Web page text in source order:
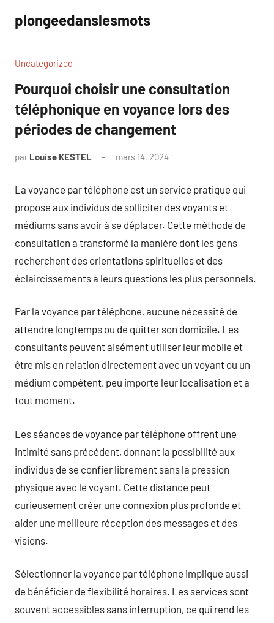
contenu
plongeedanslesmots
Uncategorized
Pourquoi choisir une consultation
téléphonique en voyance lors des
périodes de changement
par Louise KESTEL mars 14, 2024
La voyance par téléphone est un service pratique qui
propose aux individus de solliciter des voyants et
médiums sans avoir à se déplacer. Cette méthode de
consultation a transformé la manière dont les gens
recherchent des orientations spirituelles et des
éclaircissements à leurs questions les plus personnels.
Par la voyance par téléphone, aucune nécessité de
attendre longtemps ou de quitter son domicile. Les
consultants peuvent aisément utiliser leur mobile et
être mis en relation directement avec un voyant ou un
médium compétent, peu importe leur localisation et à
tout moment.
Les séances de voyance par téléphone offrent une
intimité sans précédent, donnant la possibilité aux
individus de se confier librement sans la pression
physique avec le voyant. Cette distance peut
curieusement créer une connexion plus profonde et
aider une meilleure réception des messages et des
visions.
Sélectionner la voyance par téléphone implique aussi
de bénéficier de flexibilité horaires. Les services sont
souvent accessibles sans interruption, ce qui rend les